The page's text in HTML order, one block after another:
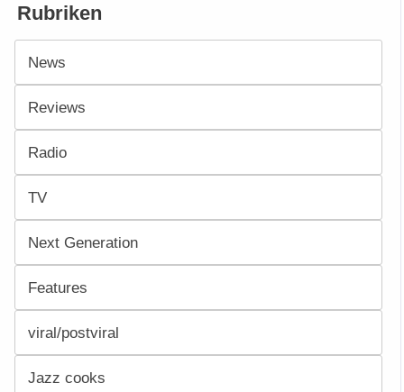
Rubriken
News
Reviews
Radio
TV
Next Generation
Features
viral/postviral
Jazz cooks